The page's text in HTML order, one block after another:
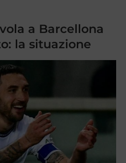
a Barcellona
la situazione